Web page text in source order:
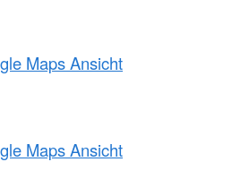
Maps Ansicht
Maps Ansicht